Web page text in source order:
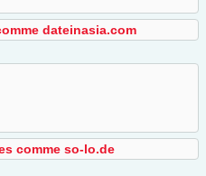
dateinasia.com
comme so-lo.de